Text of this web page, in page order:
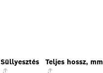
Süllyesztés Teljes hossz, mm